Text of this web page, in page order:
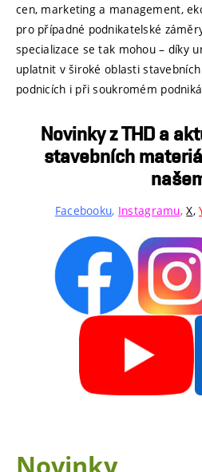
cen, marketing a management,
pro případné podnikatelské
specializace se tak mohou – díky
uplatnit v široké oblasti
podnicích i při soukromém
Novinky z THD a
stavebních
Facebooku, Instagramu, X,